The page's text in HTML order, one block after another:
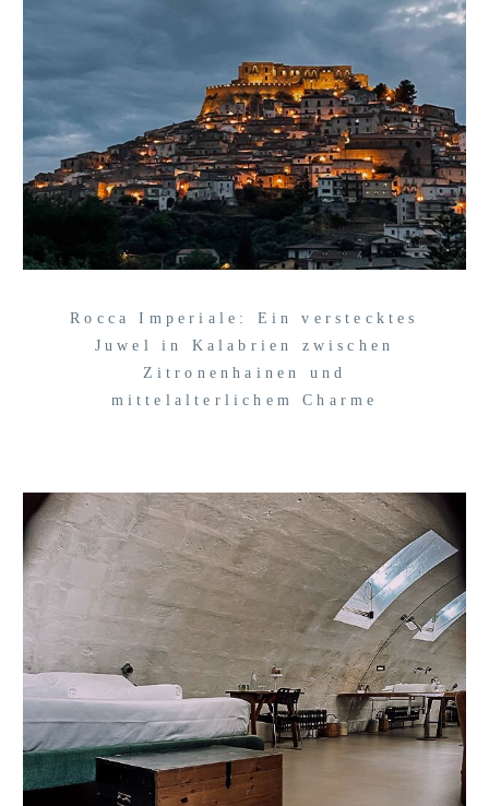
Rocca Imperiale: Ein verstecktes
Juwel in Kalabrien zwischen
Zitronenhainen und
mittelalterlichem Charme